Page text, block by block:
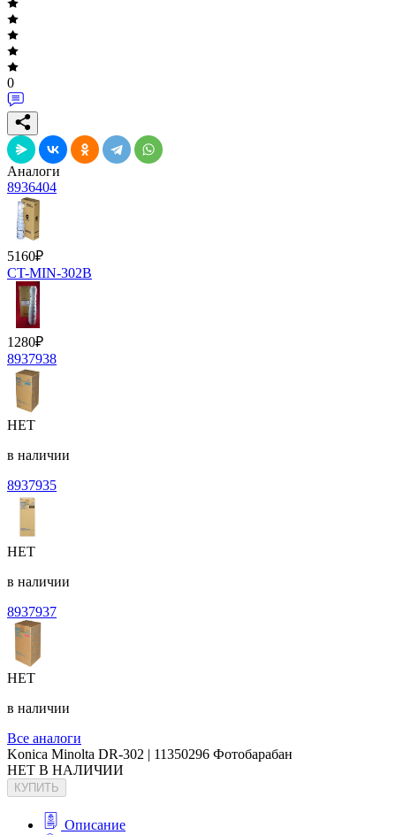
0
Аналоги
8936404
5160₽
CT-MIN-302B
1280₽
8937938
НЕТ
в наличии
8937935
НЕТ
в наличии
8937937
НЕТ
в наличии
Все аналоги
Konica Minolta DR-302 | 11350296 Фотобарабан
НЕТ В НАЛИЧИИ
КУПИТЬ
Описание